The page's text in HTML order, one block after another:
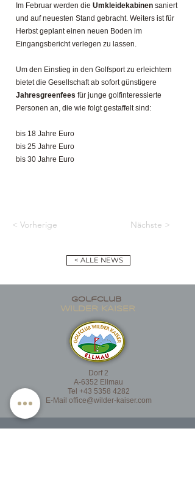
Im Februar werden die Umkleidekabinen saniert
und auf neuesten Stand gebracht. Weiters ist für
Herbst geplant einen neuen Boden im
Eingangsbericht verlegen zu lassen.
Um den Einstieg in den Golfsport zu erleichtern
bietet die Gesellschaft ab sofort günstigere
Jahresgreenfees für junge golfinteressierte
Personen an, die wie folgt gestaffelt sind:
bis 18 Jahre Euro
bis 25 Jahre Euro
bis 30 Jahre Euro
< Vorherige Nächste >
< ALLE NEWS
golfclub
wildER KAISER
Dorf 2
A-6352 Ellmau
Tel +43 5358 4282
E-Mail office@wilder-kaiser.com